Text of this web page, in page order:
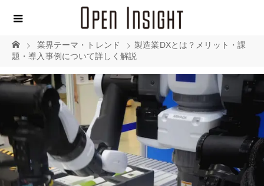
業界テーマ・トレンド
製造業DXとは？メリット・課
題・導入事例について詳しく解説